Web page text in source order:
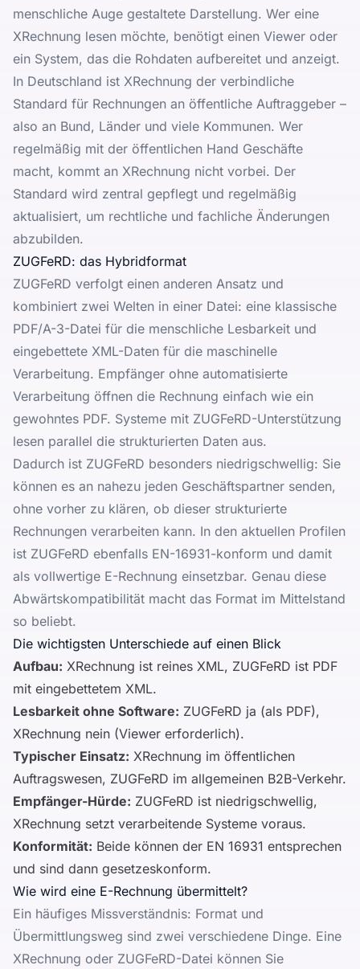
menschliche Auge gestaltete Darstellung. Wer eine
XRechnung lesen möchte, benötigt einen Viewer oder
ein System, das die Rohdaten aufbereitet und anzeigt.
In Deutschland ist XRechnung der verbindliche
Standard für Rechnungen an öffentliche Auftraggeber –
also an Bund, Länder und viele Kommunen. Wer
regelmäßig mit der öffentlichen Hand Geschäfte
macht, kommt an XRechnung nicht vorbei. Der
Standard wird zentral gepflegt und regelmäßig
aktualisiert, um rechtliche und fachliche Änderungen
abzubilden.
ZUGFeRD: das Hybridformat
ZUGFeRD verfolgt einen anderen Ansatz und
kombiniert zwei Welten in einer Datei: eine klassische
PDF/A-3-Datei für die menschliche Lesbarkeit und
eingebettete XML-Daten für die maschinelle
Verarbeitung. Empfänger ohne automatisierte
Verarbeitung öffnen die Rechnung einfach wie ein
gewohntes PDF. Systeme mit ZUGFeRD-Unterstützung
lesen parallel die strukturierten Daten aus.
Dadurch ist ZUGFeRD besonders niedrigschwellig: Sie
können es an nahezu jeden Geschäftspartner senden,
ohne vorher zu klären, ob dieser strukturierte
Rechnungen verarbeiten kann. In den aktuellen Profilen
ist ZUGFeRD ebenfalls EN-16931-konform und damit
als vollwertige E-Rechnung einsetzbar. Genau diese
Abwärtskompatibilität macht das Format im Mittelstand
so beliebt.
Die wichtigsten Unterschiede auf einen Blick
Aufbau: XRechnung ist reines XML, ZUGFeRD ist PDF
mit eingebettetem XML.
Lesbarkeit ohne Software: ZUGFeRD ja (als PDF),
XRechnung nein (Viewer erforderlich).
Typischer Einsatz: XRechnung im öffentlichen
Auftragswesen, ZUGFeRD im allgemeinen B2B-Verkehr.
Empfänger-Hürde: ZUGFeRD ist niedrigschwellig,
XRechnung setzt verarbeitende Systeme voraus.
Konformität: Beide können der EN 16931 entsprechen
und sind dann gesetzeskonform.
Wie wird eine E-Rechnung übermittelt?
Ein häufiges Missverständnis: Format und
Übermittlungsweg sind zwei verschiedene Dinge. Eine
XRechnung oder ZUGFeRD-Datei können Sie